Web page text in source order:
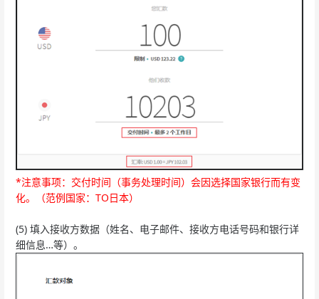
*注意事项：交付时间（事务处理时间）会因选择国家银行而有变
化。（范例国家：TO日本）
(5) 填入接收方数据（姓名、电子邮件、接收方电话号码和银行详
细信息…等）。